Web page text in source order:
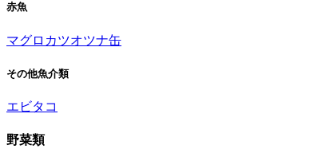
赤魚
マグロ カツオツナ缶
その他魚介類
エビタコ
野菜類